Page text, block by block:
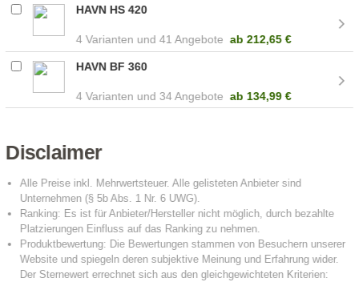
HAVN HS 420
4 41 Angebote ab 212,65 €
HAVN BF 360
4 34 Angebote ab 134,99 €
Disclaimer